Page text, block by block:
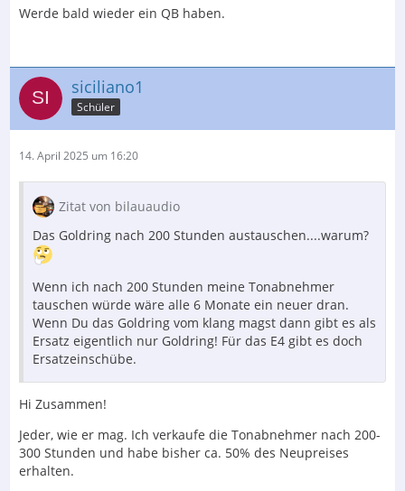
Werde bald wieder ein QB haben.
siciliano1
Schüler
14. April 2025 um 16:20
Zitat von bilauaudio
Das Goldring nach 200 Stunden austauschen....warum?
Wenn ich nach 200 Stunden meine Tonabnehmer
tauschen würde wäre alle 6 Monate ein neuer dran.
Wenn Du das Goldring vom klang magst dann gibt es als
Ersatz eigentlich nur Goldring! Für das E4 gibt es doch
Ersatzeinschübe.
Hi Zusammen!
Jeder, wie er mag. Ich verkaufe die Tonabnehmer nach 200-
300 Stunden und habe bisher ca. 50% des Neupreises
erhalten.